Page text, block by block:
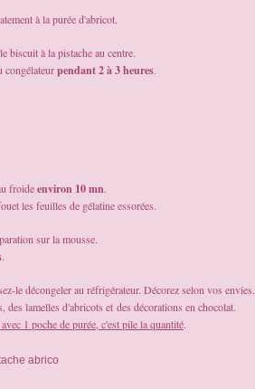
à la purée d'abricot.
biscuit à la pistache au centre.
congélateurpendant 2 à 3 heures.
froideenviron 10 mn.
les feuilles de gélatine essorées.
sur la mousse.
.
le décongeler au réfrigérateur. Décorez selon vos envies.
des lamelles d'abricots et des décorations en chocolat.
1 poche de purée, c'est pile la quantité.